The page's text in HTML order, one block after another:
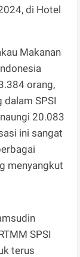
di Hotel
Makanan
orang,
SPSI
20.083
ini sangat
menyangkut
SPSI
terus